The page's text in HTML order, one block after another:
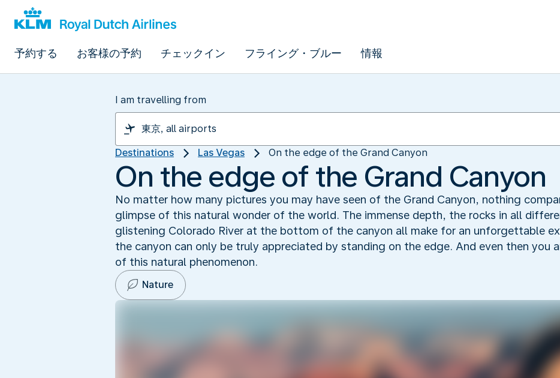
予約する お客様の予約 チェックイン フライング・ブルー 情報
I am travelling from
Destinations Las Vegas On the edge of the Grand Canyon
On the edge of the Grand Canyon
No matter how many pictures you may have seen of the Grand Canyon, nothing
glimpse of this natural wonder of the world. The immense depth, the rocks in all
glistening Colorado River at the bottom of the canyon all make for an unforgettable
the canyon can only be truly appreciated by standing on the edge. And even then you
of this natural phenomenon.
Nature